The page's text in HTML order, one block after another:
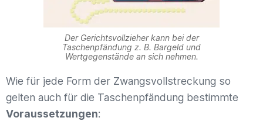
Der Gerichtsvollzieher kann bei der
Taschenpfändung z. B. Bargeld und
Wertgegenstände an sich nehmen.
Wie für jede Form der Zwangsvollstreckung so
gelten auch für die Taschenpfändung bestimmte
Voraussetzungen: